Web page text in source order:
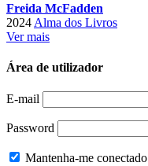
Freida McFadden
2024 Alma dos Livros
Ver mais
Área de utilizador
E-mail
Password
Mantenha-me conectado